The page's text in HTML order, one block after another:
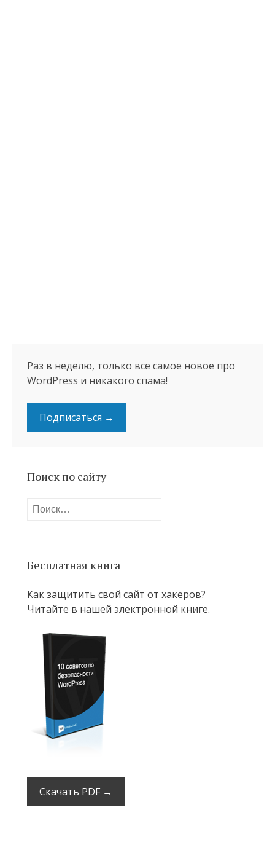
Раз в неделю, только все самое новое про
WordPress и никакого спама!
Подписаться →
Поиск по сайту
Найти:
Бесплатная книга
Как защитить свой сайт от хакеров?
Читайте в нашей электронной книге.
Скачать PDF →